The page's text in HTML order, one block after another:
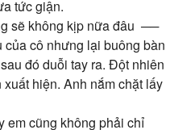
tức giận.
sẽ không kịp nữa đâu ──
cô nhưng lại buông bàn
đó duỗi tay ra. Đột nhiên
hiện. Anh nắm chặt lấy
em cũng không phải chỉ